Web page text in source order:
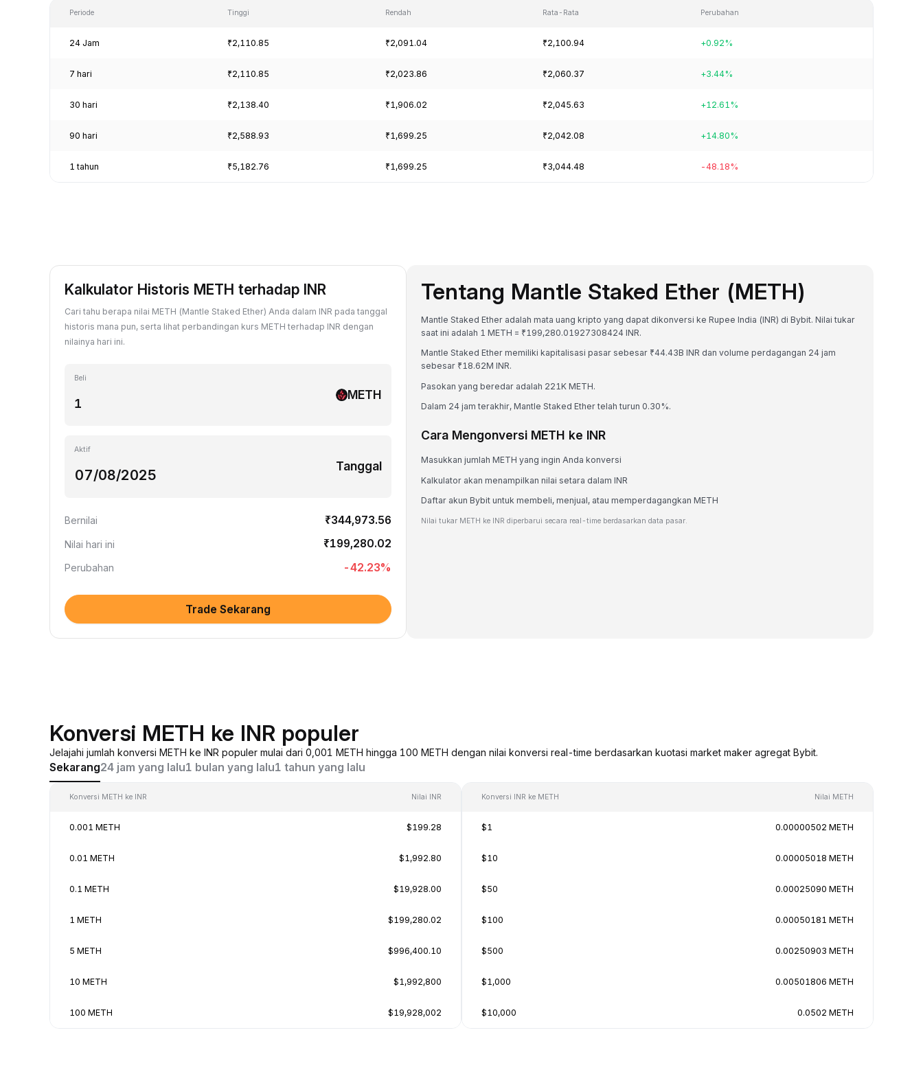
Periode Tinggi Rendah Rata-Rata Perubahan
24 Jam ₹2,110.85 ₹2,091.04 ₹2,100.94 +0.92%
7 hari ₹2,110.85 ₹2,023.86 ₹2,060.37 +3.44%
30 hari ₹2,138.40 ₹1,906.02 ₹2,045.63 +12.61%
90 hari ₹2,588.93 ₹1,699.25 ₹2,042.08 +14.80%
1 tahun ₹5,182.76 ₹1,699.25 ₹3,044.48 -48.18%
Kalkulator Historis METH terhadap INR
Cari tahu berapa nilai METH (Mantle Staked Ether) Anda dalam INR pada tanggal
historis mana pun, serta lihat perbandingan kurs METH terhadap INR dengan
nilainya hari ini.
Beli
METH
Aktif
Tanggal
Bernilai ₹344,973.56
Nilai hari ini ₹199,280.02
Perubahan -42.23%
Trade Sekarang
Tentang Mantle Staked Ether (METH)
Mantle Staked Ether adalah mata uang kripto yang dapat dikonversi ke Rupee India (INR) di Bybit. Nilai tukar
saat ini adalah 1 METH = ₹199,280.01927308424 INR.
Mantle Staked Ether memiliki kapitalisasi pasar sebesar ₹44.43B INR dan volume perdagangan 24 jam
sebesar ₹18.62M INR.
Pasokan yang beredar adalah 221K METH.
Dalam 24 jam terakhir, Mantle Staked Ether telah turun 0.30%.
Cara Mengonversi METH ke INR
Masukkan jumlah METH yang ingin Anda konversi
Kalkulator akan menampilkan nilai setara dalam INR
Daftar akun Bybit untuk membeli, menjual, atau memperdagangkan METH
Nilai tukar METH ke INR diperbarui secara real-time berdasarkan data pasar.
Konversi METH ke INR populer
Jelajahi jumlah konversi METH ke INR populer mulai dari 0,001 METH hingga 100 METH dengan nilai konversi real-time berdasarkan kuotasi market maker agregat Bybit.
Sekarang24 jam yang lalu1 bulan yang lalu1 tahun yang lalu
Konversi METH ke INR Nilai INR
0.001 METH $199.28
0.01 METH $1,992.80
0.1 METH $19,928.00
1 METH $199,280.02
5 METH $996,400.10
10 METH $1,992,800
100 METH $19,928,002
Konversi INR ke METH Nilai METH
$1 0.00000502 METH
$10 0.00005018 METH
$50 0.00025090 METH
$100 0.00050181 METH
$500 0.00250903 METH
$1,000 0.00501806 METH
$10,000 0.0502 METH